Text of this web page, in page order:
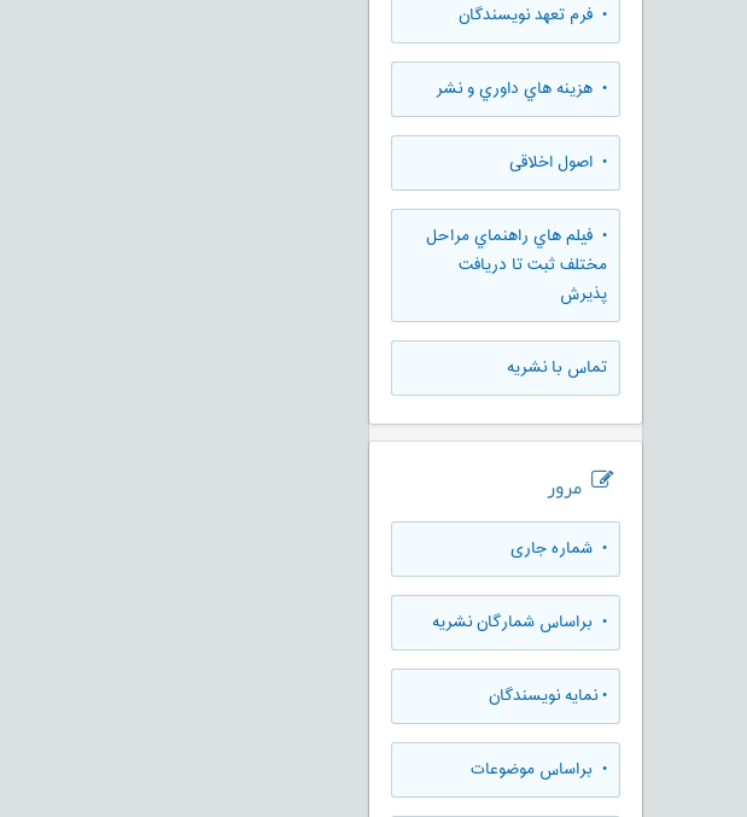
• فرم تعهد نويسندگان
• هزينه هاي داوري و نشر
• اصول اخلاقی
• فيلم هاي راهنماي مراحل
مختلف ثبت تا دريافت
پذيرش
تماس با نشریه
مرور
• شماره جاری
• براساس شمارگان نشریه
•نمایه نویسندگان
• براساس موضوعات